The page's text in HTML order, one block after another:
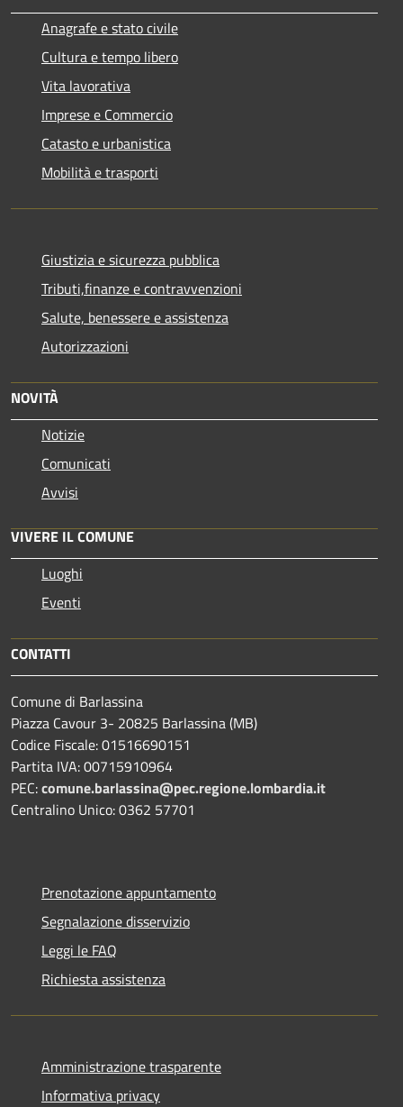
Anagrafe e stato civile
Cultura e tempo libero
Vita lavorativa
Imprese e Commercio
Catasto e urbanistica
Mobilità e trasporti
Giustizia e sicurezza pubblica
Tributi,finanze e contravvenzioni
Salute, benessere e assistenza
Autorizzazioni
NOVITÀ
Notizie
Comunicati
Avvisi
VIVERE IL COMUNE
Luoghi
Eventi
CONTATTI
Comune di Barlassina
Piazza Cavour 3- 20825 Barlassina (MB)
Codice Fiscale: 01516690151
Partita IVA: 00715910964
PEC:comune.barlassina@pec.regione.lombardia.it
Centralino Unico: 0362 57701
Prenotazione appuntamento
Segnalazione disservizio
Leggi le FAQ
Richiesta assistenza
Amministrazione trasparente
Informativa privacy